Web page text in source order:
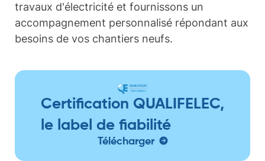
travaux d'électricité et fournissons un
accompagnement personnalisé répondant aux
besoins de vos chantiers neufs.
Certification QUALIFELEC,
le label de fiabilité
Télécharger